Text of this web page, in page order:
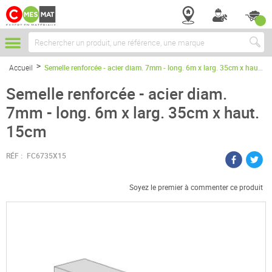
Chercher
Accueil Semelle renforcée - acier diam. 7mm - long. 6m x larg. 35cm x haut. 15cm
Semelle renforcée - acier diam.
7mm - long. 6m x larg. 35cm x haut.
15cm
RÉF : FC6735X15
Soyez le premier à commenter ce produit
Passer